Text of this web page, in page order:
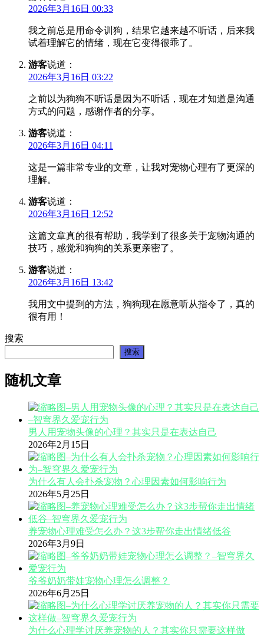
2026年3月16日 00:33
我之前总是用命令训狗，结果它越来越不听话，后来我
试着理解它的情绪，现在它变得很乖了。
游客说道：
2026年3月16日 03:22
之前以为狗狗不听话是因为不听话，现在才知道是沟通
方式的问题，感谢作者的分享。
游客说道：
2026年3月16日 04:11
这是一篇非常专业的文章，让我对宠物心理有了更深的
理解。
游客说道：
2026年3月16日 12:52
这篇文章真的很有帮助，我学到了很多关于宠物沟通的
技巧，感觉和狗狗的关系更亲密了。
游客说道：
2026年3月16日 13:42
我用文中提到的方法，狗狗现在愿意听从指令了，真的
很有用！
搜索
搜索
随机文章
男人用宠物头像的心理？其实只是在表达自己
2026年2月15日
为什么有人会扑杀宠物？心理因素如何影响行为
2026年5月25日
养宠物心理难受怎么办？这3步帮你走出情绪低谷
2026年3月9日
爷爷奶奶带娃宠物心理怎么调整？
2026年6月25日
为什么心理学讨厌养宠物的人？其实你只需要这样做